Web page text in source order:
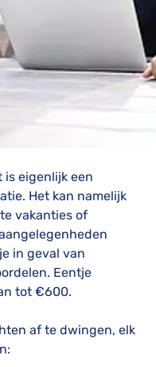
eigenlijk een
Het kan namelijk
vakanties of
in geval van
Eentje
tot €600.
af te dwingen, elk